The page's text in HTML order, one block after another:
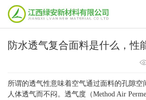
防水透气复合面料是什么，性
所谓的透气性意味着空气通过面料的孔隙空
人体透气而不闷。透气度（Method Air